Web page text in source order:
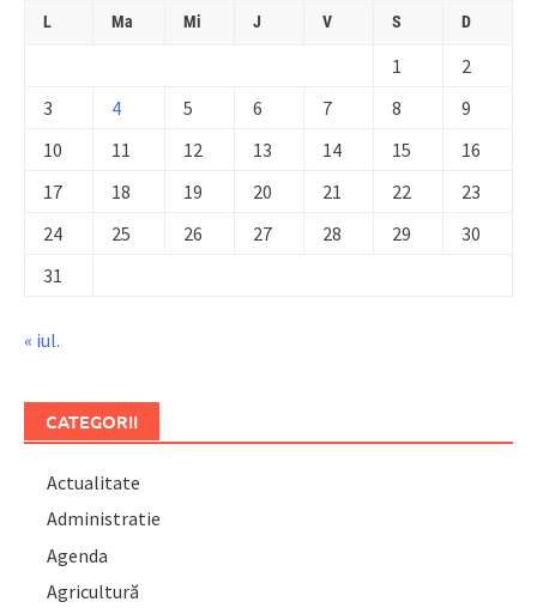
L Ma Mi J V S D
1
2
3
4 5 6 7 8
9
10
11 12 13 14 15
16
17
18 19 20 21 22
23
24
25 26 27 28 29
30
31
« iul.
CATEGORII
Actualitate
Administratie
Agenda
Agricultură